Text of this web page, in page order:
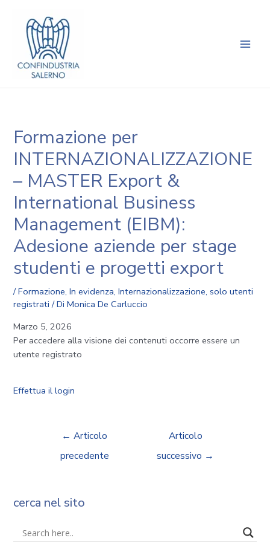
contenuto
Formazione per
INTERNAZIONALIZZAZIONE
– MASTER Export &
International Business
Management (EIBM):
Adesione aziende per stage
studenti e progetti export
/Formazione,In evidenza,Internazionalizzazione,solo utenti
registrati / DiMonica De Carluccio
Marzo 5, 2026
Per accedere alla visione dei contenuti occorre essere un
utente registrato
Effettua il login
articoli
← Articolo
precedente
Articolo
successivo →
cerca nel sito